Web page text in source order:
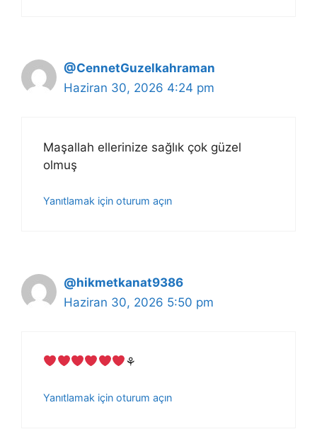
@CennetGuzelkahraman
Haziran 30, 2026 4:24 pm
Maşallah ellerinize sağlık çok güzel
olmuş
Yanıtlamak için oturum açın
@hikmetkanat9386
Haziran 30, 2026 5:50 pm
⚘
Yanıtlamak için oturum açın